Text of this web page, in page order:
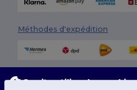
Méthodes d'expédition
Ce site utilise des cookies